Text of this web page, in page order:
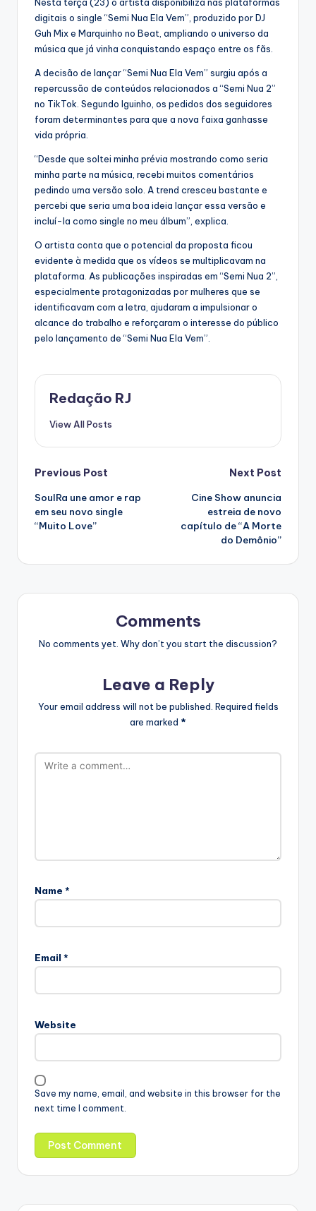
digitais o single “Semi Nua Ela Vem”, produzido por DJ
Guh Mix e Marquinho no Beat, ampliando o universo da
música que já vinha conquistando espaço entre os fãs.
A decisão de lançar “Semi Nua Ela Vem” surgiu após a
repercussão de conteúdos relacionados a “Semi Nua 2”
no TikTok. Segundo Iguinho, os pedidos dos seguidores
foram determinantes para que a nova faixa ganhasse
vida própria.
“Desde que soltei minha prévia mostrando como seria
minha parte na música, recebi muitos comentários
pedindo uma versão solo. A trend cresceu bastante e
percebi que seria uma boa ideia lançar essa versão e
incluí-la como single no meu álbum”, explica.
O artista conta que o potencial da proposta ficou
evidente à medida que os vídeos se multiplicavam na
plataforma. As publicações inspiradas em “Semi Nua 2”,
especialmente protagonizadas por mulheres que se
identificavam com a letra, ajudaram a impulsionar o
alcance do trabalho e reforçaram o interesse do público
pelo lançamento de “Semi Nua Ela Vem”.
Redação RJ
View All Posts
Post
navigation
Previous Post
SoulRa une amor e rap
em seu novo single
“Muito Love”
Next Post
Cine Show anuncia
estreia de novo
capítulo de “A Morte
do Demônio”
Comments
No comments yet. Why don’t you start the discussion?
Leave a Reply
Your email address will not be published. Required fields
are marked *
Name *
Email *
Website
Save my name, email, and website in this browser for the
next time I comment.